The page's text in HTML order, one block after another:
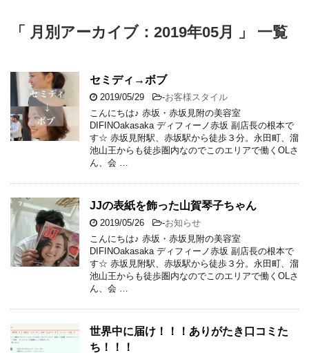
「 月別アーカイブ：2019年05月 」 一覧
セミディ→ボブ
2019/05/29 -お客様スタイル
こんにちは♪ 赤坂・赤坂見附の美容室
DIFINOakasaka ディフィーノ赤坂 副店長の根本で
す☆ 赤坂見附駅、赤坂駅から徒歩３分。永田町、溜
池山王からも徒歩圏内なのでこのエリアで働くOLさ
ん、会 …
JJの表紙を飾った山賀琴子ちゃん
2019/05/26 -お知らせ
こんにちは♪ 赤坂・赤坂見附の美容室
DIFINOakasaka ディフィーノ赤坂 副店長の根本で
す☆ 赤坂見附駅、赤坂駅から徒歩３分。永田町、溜
池山王からも徒歩圏内なのでこのエリアで働くOLさ
ん、会 …
世界中に届け！！！ありがたき口コミた
ち！！！